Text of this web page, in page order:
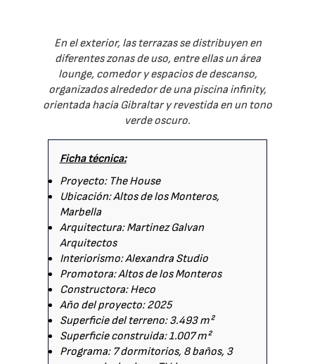
En el exterior, las terrazas se distribuyen en
diferentes zonas de uso, entre ellas un área
lounge, comedor y espacios de descanso,
organizados alrededor de una piscina infinity,
orientada hacia Gibraltar y revestida en un tono
verde oscuro.
Ficha técnica:
Proyecto: The House
Ubicación: Altos de los Monteros,
Marbella
Arquitectura: Martinez Galvan
Arquitectos
Interiorismo: Alexandra Studio
Promotora: Altos de los Monteros
Constructora: Heco
Año del proyecto: 2025
Superficie del terreno: 3.493 m²
Superficie construida: 1.007 m²
Programa: 7 dormitorios, 8 baños, 3